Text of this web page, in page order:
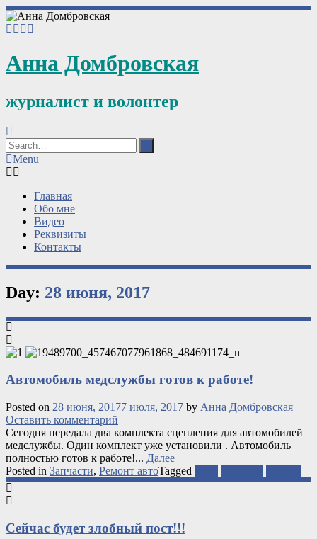
Анна Домбровская
журналист и волонтер
Menu
Главная
Обо мне
Видео
Реквизиты
Контакты
Day: 28 июня, 2017
Автомобиль медслужбы готов к работе!
Posted on 28 июня, 20177 июля, 2017 by Анна Домбровская
Оставить комментарий
Сегодня передала два комплекта сцепления для автомобилей
медслужбы. Один комплект уже установили . Автомобиль
полностью готов к работе!... Далее
Posted in Запчасти, Ремонт автоTagged
Сейчас будет злобный пост!!!